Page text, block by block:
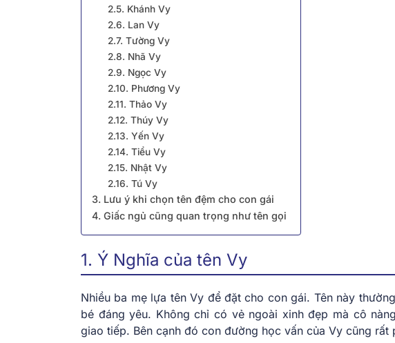
2.5. Khánh Vy
2.6. Lan Vy
2.7. Tường Vy
2.8. Nhã Vy
2.9. Ngọc Vy
2.10. Phương Vy
2.11. Thảo Vy
2.12. Thúy Vy
2.13. Yến Vy
2.14. Tiểu Vy
2.15. Nhật Vy
2.16. Tú Vy
3. Lưu ý khi chọn tên đệm cho con gái
4. Giấc ngủ cũng quan trọng như tên gọi
1. Ý Nghĩa của tên Vy
Nhiều ba mẹ lựa tên Vy để đặt cho con gái. Tên này
bé đáng yêu. Không chỉ có vẻ ngoài xinh đẹp mà cô
giao tiếp. Bên cạnh đó con đường học vấn của Vy cũng rất